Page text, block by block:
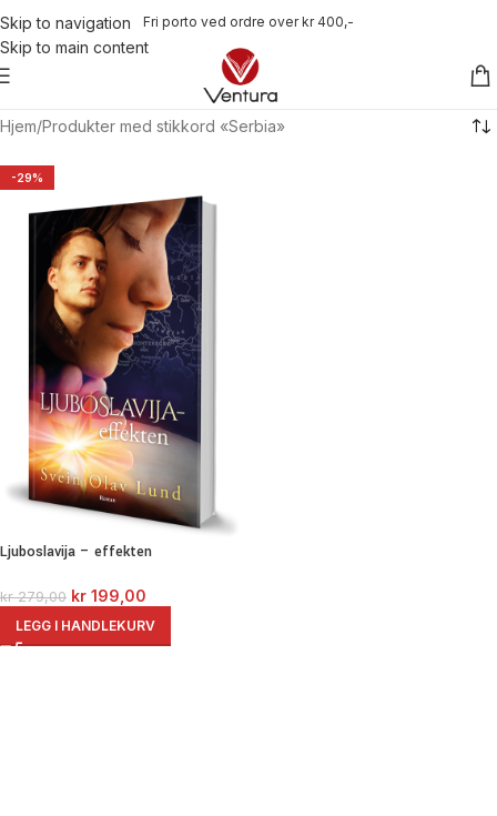
Skip to navigation
Skip to main content
Fri porto ved ordre over kr 400,-
Hjem Produkter med stikkord «Serbia»
-29%
Ljuboslavija – effekten
kr279,00 kr 199,00
LEGG I HANDLEKURV